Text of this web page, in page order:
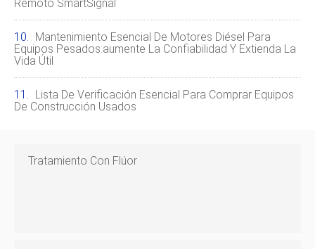
Remoto SmartSignal
Mantenimiento Esencial De Motores Diésel Para
Equipos Pesados:aumente La Confiabilidad Y Extienda La
Vida Útil
Lista De Verificación Esencial Para Comprar Equipos
De Construcción Usados
Tratamiento Con Flúor